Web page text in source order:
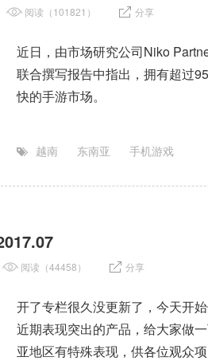
阅读（101821） 分享
近日，由市场研究公司Niko
联合撰写报告中指出，拥有超过
快的手游市场。
越南 东南亚 手机游戏
阅读（44458） 分享
开了专栏很久没更新了，今天开
近期表现突出的产品，给大家做
亚地区有特殊表现，供各位观众